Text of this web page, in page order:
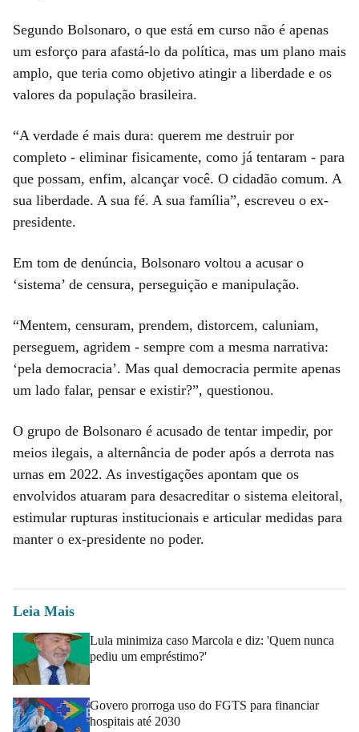
Segundo Bolsonaro, o que está em curso não é apenas
um esforço para afastá-lo da política, mas um plano mais
amplo, que teria como objetivo atingir a liberdade e os
valores da população brasileira.
“A verdade é mais dura: querem me destruir por
completo - eliminar fisicamente, como já tentaram - para
que possam, enfim, alcançar você. O cidadão comum. A
sua liberdade. A sua fé. A sua família”, escreveu o ex-
presidente.
Em tom de denúncia, Bolsonaro voltou a acusar o
‘sistema’ de censura, perseguição e manipulação.
“Mentem, censuram, prendem, distorcem, caluniam,
perseguem, agridem - sempre com a mesma narrativa:
‘pela democracia’. Mas qual democracia permite apenas
um lado falar, pensar e existir?”, questionou.
O grupo de Bolsonaro é acusado de tentar impedir, por
meios ilegais, a alternância de poder após a derrota nas
urnas em 2022. As investigações apontam que os
envolvidos atuaram para desacreditar o sistema eleitoral,
estimular rupturas institucionais e articular medidas para
manter o ex-presidente no poder.
Leia Mais
Lula minimiza caso Marcola e diz: 'Quem nunca
pediu um empréstimo?'
Govero prorroga uso do FGTS para financiar
hospitais até 2030